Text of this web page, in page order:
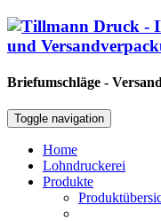
Briefumschläge -
Toggle navigation
Home
Lohndruckerei
Produkte